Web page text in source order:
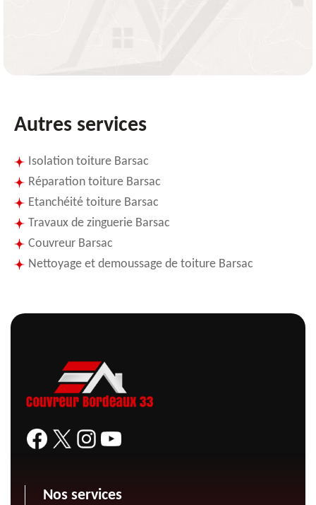
Autres services
Isolation toiture Barsac
Réparation toiture Barsac
Etanchéité toiture Barsac
Travaux de zinguerie Barsac
Couvreur Barsac
Nettoyage et demoussage de toiture Barsac
Nos services